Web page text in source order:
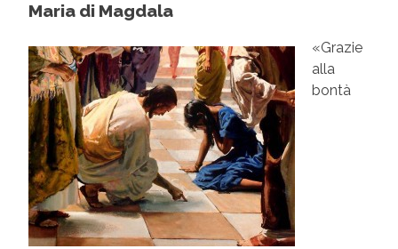
Maria di Magdala
«Grazie
alla
bontà